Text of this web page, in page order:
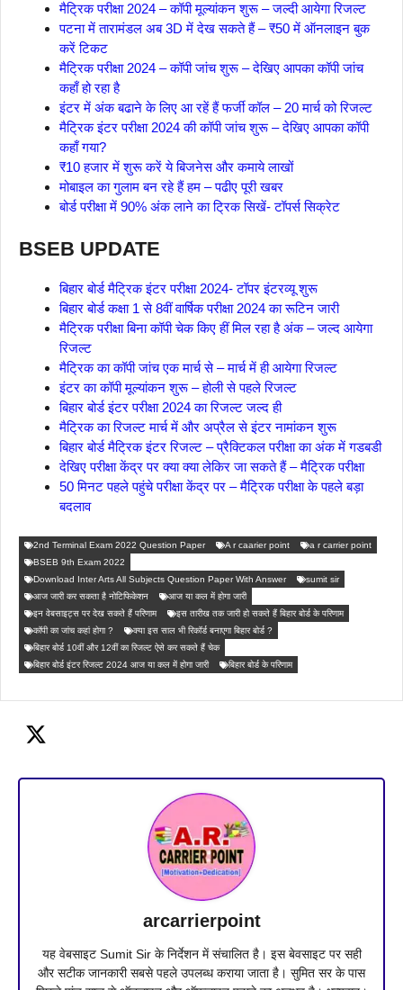
मैट्रिक परीक्षा 2024 – कॉपी मूल्यांकन शुरू – जल्दी आयेगा रिजल्ट
पटना में तारामंडल अब 3D में देख सकते हैं – ₹50 में ऑनलाइन बुक
करें टिकट
मैट्रिक परीक्षा 2024 – कॉपी जांच शुरू – देखिए आपका कॉपी जांच
कहाँ हो रहा है
इंटर में अंक बढाने के लिए आ रहें हैं फर्जी कॉल – 20 मार्च को रिजल्ट
मैट्रिक इंटर परीक्षा 2024 की कॉपी जांच शुरू – देखिए आपका कॉपी
कहाँ गया?
₹10 हजार में शुरू करें ये बिजनेस और कमाये लाखों
मोबाइल का गुलाम बन रहे हैं हम – पढीए पूरी खबर
बोर्ड परीक्षा में 90% अंक लाने का ट्रिक सिखें- टॉपर्स सिक्रेट
BSEB UPDATE
बिहार बोर्ड मैट्रिक इंटर परीक्षा 2024- टॉपर इंटरव्यू शुरू
बिहार बोर्ड कक्षा 1 से 8वीं वार्षिक परीक्षा 2024 का रूटिन जारी
मैट्रिक परीक्षा बिना कॉपी चेक किए हीं मिल रहा है अंक – जल्द आयेगा
रिजल्ट
मैट्रिक का कॉपी जांच एक मार्च से – मार्च में ही आयेगा रिजल्ट
इंटर का कॉपी मूल्यांकन शुरू – होली से पहले रिजल्ट
बिहार बोर्ड इंटर परीक्षा 2024 का रिजल्ट जल्द ही
मैट्रिक का रिजल्ट मार्च में और अप्रैल से इंटर नामांकन शुरू
बिहार बोर्ड मैट्रिक इंटर रिजल्ट – प्रैक्टिकल परीक्षा का अंक में गडबडी
देखिए परीक्षा केंद्र पर क्या क्या लेकिर जा सकते हैं – मैट्रिक परीक्षा
50 मिनट पहले पहुंचे परीक्षा केंद्र पर – मैट्रिक परीक्षा के पहले बड़ा
बदलाव
2nd Terminal Exam 2022 Question Paper A r caarier point
a r carrier point
BSEB 9th Exam 2022
Download Inter Arts All Subjects Question Paper With Answer
sumit sir
आज जारी कर सकता है नोटिफिकेशन
आज या कल में होगा जारी
इन वेबसाइट्स पर देख सकते हैं परिणाम
इस तारीख तक जारी हो सकते हैं बिहार बोर्ड के परिणाम
कॉपी का जांच कहां होगा ?
क्या इस साल भी रिकॉर्ड बनाएगा बिहार बोर्ड ?
बिहार बोर्ड 10वीं और 12वीं का रिजल्ट ऐसे कर सकते हैं चेक
बिहार बोर्ड इंटर रिजल्ट 2024 आज या कल में होगा जारी
बिहार बोर्ड के परिणाम
arcarrierpoint
यह वेबसाइट Sumit Sir के निर्देशन में संचालित है। इस बेवसाइट पर सही
और सटीक जानकारी सबसे पहले उपलब्ध कराया जाता है। सुमित सर के पास